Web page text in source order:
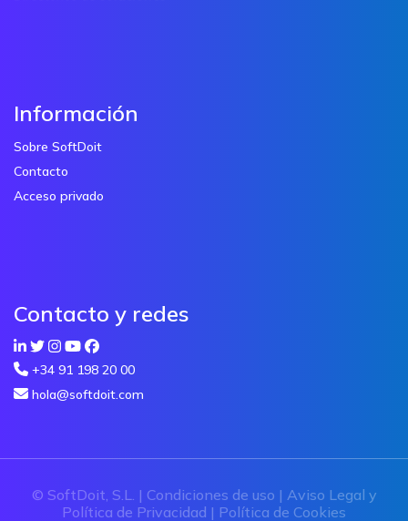
Información
Sobre SoftDoit
Contacto
Acceso privado
Contacto y redes
+34 91 198 20 00
hola@softdoit.com
© SoftDoit, S.L. | Condiciones de uso | Aviso Legal y
Política de Privacidad | Política de Cookies